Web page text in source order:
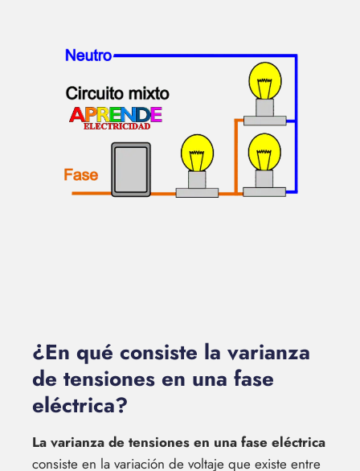
¿En qué consiste la varianza
de tensiones en una fase
eléctrica?
La varianza de tensiones en una fase eléctrica
consiste en la variación de voltaje que existe entre